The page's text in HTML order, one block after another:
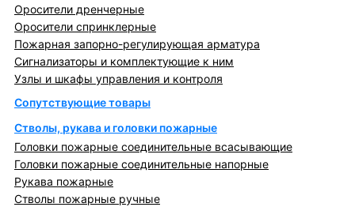
Оросители дренчерные
Оросители спринклерные
Пожарная запорно-регулирующая арматура
Сигнализаторы и комплектующие к ним
Узлы и шкафы управления и контроля
Сопутствующие товары
Стволы, рукава и головки пожарные
Головки пожарные соединительные всасывающие
Головки пожарные соединительные напорные
Рукава пожарные
Стволы пожарные ручные